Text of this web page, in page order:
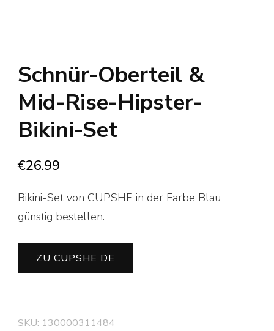
Schnür-Oberteil &
Mid-Rise-Hipster-
Bikini-Set
€26.99
Bikini-Set von CUPSHE in der Farbe Blau
günstig bestellen.
ZU CUPSHE DE
SKU: 130000311484